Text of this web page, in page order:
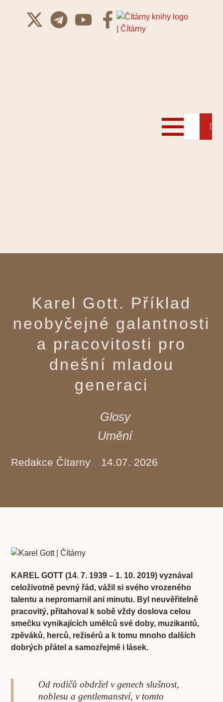
Karel Gott. Příklad
neobyčejné galantnosti
a pracovitosti pro
dnešní mladou
generaci
Glosy
Umění
Redakce Čítarny 14.07. 2026
KAREL GOTT (14. 7. 1939 – 1. 10. 2019) vyznával
celoživotně pevný řád, vážil si svého vrozeného
talentu a nepromarnil ani minutu. Byl neuvěřitelně
pracovitý, přitahoval k sobě vždy doslova celou
smečku vynikajících umělců své doby, muzikantů,
zpěváků, herců, režisérů a k tomu mnoho dalších
dobrých přátel a samozřejmě i lásek.
Od rodičů obdržel v genech slušnost,
noblesu a gentlemanství, v tomto